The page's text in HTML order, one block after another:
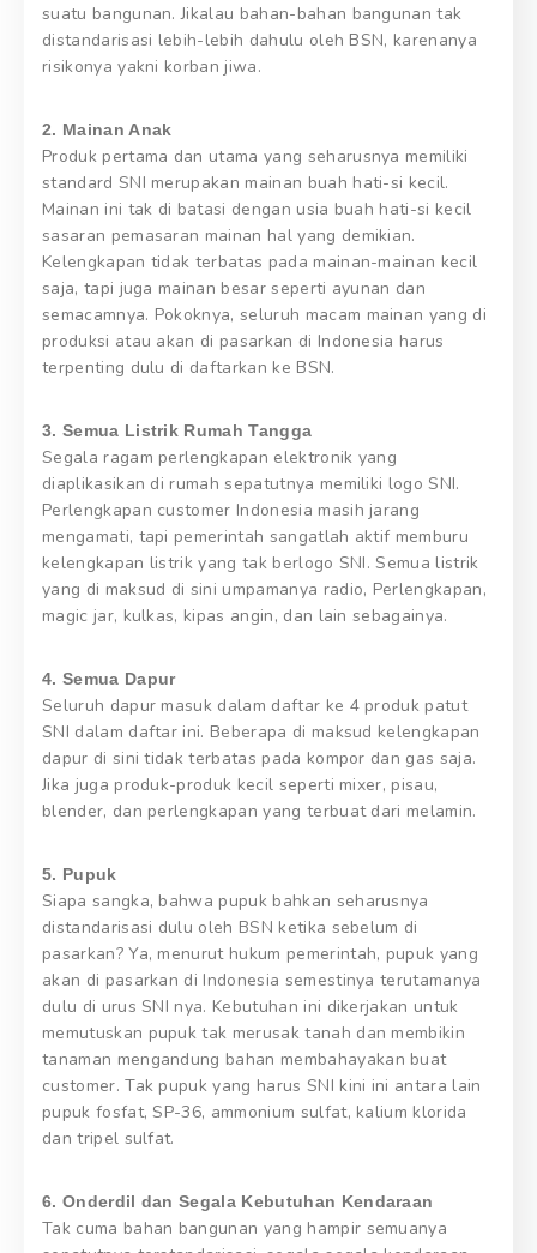
suatu bangunan. Jikalau bahan-bahan bangunan tak
distandarisasi lebih-lebih dahulu oleh BSN, karenanya
risikonya yakni korban jiwa.
2. Mainan Anak
Produk pertama dan utama yang seharusnya memiliki
standard SNI merupakan mainan buah hati-si kecil.
Mainan ini tak di batasi dengan usia buah hati-si kecil
sasaran pemasaran mainan hal yang demikian.
Kelengkapan tidak terbatas pada mainan-mainan kecil
saja, tapi juga mainan besar seperti ayunan dan
semacamnya. Pokoknya, seluruh macam mainan yang di
produksi atau akan di pasarkan di Indonesia harus
terpenting dulu di daftarkan ke BSN.
3. Semua Listrik Rumah Tangga
Segala ragam perlengkapan elektronik yang
diaplikasikan di rumah sepatutnya memiliki logo SNI.
Perlengkapan customer Indonesia masih jarang
mengamati, tapi pemerintah sangatlah aktif memburu
kelengkapan listrik yang tak berlogo SNI. Semua listrik
yang di maksud di sini umpamanya radio, Perlengkapan,
magic jar, kulkas, kipas angin, dan lain sebagainya.
4. Semua Dapur
Seluruh dapur masuk dalam daftar ke 4 produk patut
SNI dalam daftar ini. Beberapa di maksud kelengkapan
dapur di sini tidak terbatas pada kompor dan gas saja.
Jika juga produk-produk kecil seperti mixer, pisau,
blender, dan perlengkapan yang terbuat dari melamin.
5. Pupuk
Siapa sangka, bahwa pupuk bahkan seharusnya
distandarisasi dulu oleh BSN ketika sebelum di
pasarkan? Ya, menurut hukum pemerintah, pupuk yang
akan di pasarkan di Indonesia semestinya terutamanya
dulu di urus SNI nya. Kebutuhan ini dikerjakan untuk
memutuskan pupuk tak merusak tanah dan membikin
tanaman mengandung bahan membahayakan buat
customer. Tak pupuk yang harus SNI kini ini antara lain
pupuk fosfat, SP-36, ammonium sulfat, kalium klorida
dan tripel sulfat.
6. Onderdil dan Segala Kebutuhan Kendaraan
Tak cuma bahan bangunan yang hampir semuanya